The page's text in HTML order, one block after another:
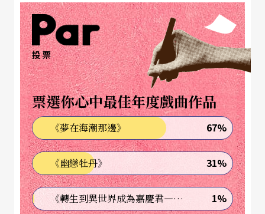
舞集舞者，目前在威斯康辛大學麥迪遜分校教授舞
蹈。由於這層關係，文建會駐紐約的台北文化中心
特別出面作東，辦了一場開幕酒會，同時為幾個獲
得受邀演出的舞團，像是台北越界舞團、世紀當代
舞團、組合語言舞團、稻草人現代舞團、安娜琪舞
蹈劇場、8213舞蹈劇場等，舉辦一場藝術家座談。
全球各地的舞蹈，有不同的傳統、文化，舞者面對
的社會政治經濟環境都不同，舞者訓練過程、相關
法令、資金來源、觀眾水平等等，盡皆不同，大會
投票
票選你心中最佳年度戲曲作品
《夢在海潮那邊》 67%
《幽戀牡丹》 31%
《轉生到異世界成為嘉慶君—發現我的祖先是詐騙集團!?》 1%